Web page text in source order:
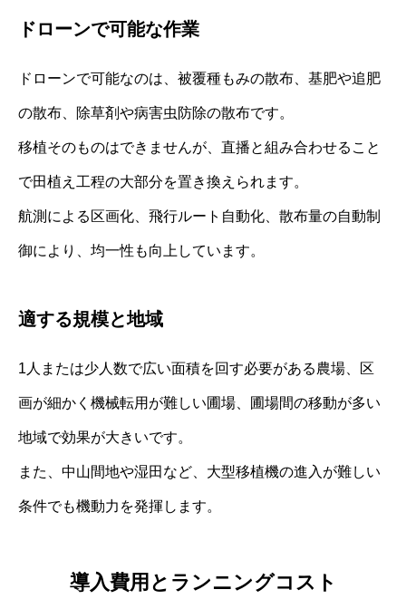
ドローンで可能な作業
ドローンで可能なのは、被覆種もみの散布、基肥や追肥
の散布、除草剤や病害虫防除の散布です。
移植そのものはできませんが、直播と組み合わせること
で田植え工程の大部分を置き換えられます。
航測による区画化、飛行ルート自動化、散布量の自動制
御により、均一性も向上しています。
適する規模と地域
1人または少人数で広い面積を回す必要がある農場、区
画が細かく機械転用が難しい圃場、圃場間の移動が多い
地域で効果が大きいです。
また、中山間地や湿田など、大型移植機の進入が難しい
条件でも機動力を発揮します。
導入費用とランニングコスト